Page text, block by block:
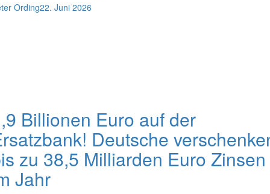
Ording22. Juni 2026
Billionen Euro auf der
Deutsche
zu 38,5 Milliarden Euro Zinsen
Jahr